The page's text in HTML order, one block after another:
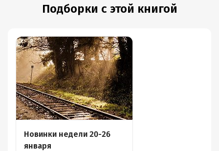
Подборки с этой книгой
Новинки недели 20-26
января